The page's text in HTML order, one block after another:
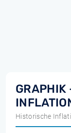
GRAPHIK
Historische